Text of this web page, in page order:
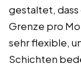
gestaltet,
Grenze pro
sehr flexible,
Schichten